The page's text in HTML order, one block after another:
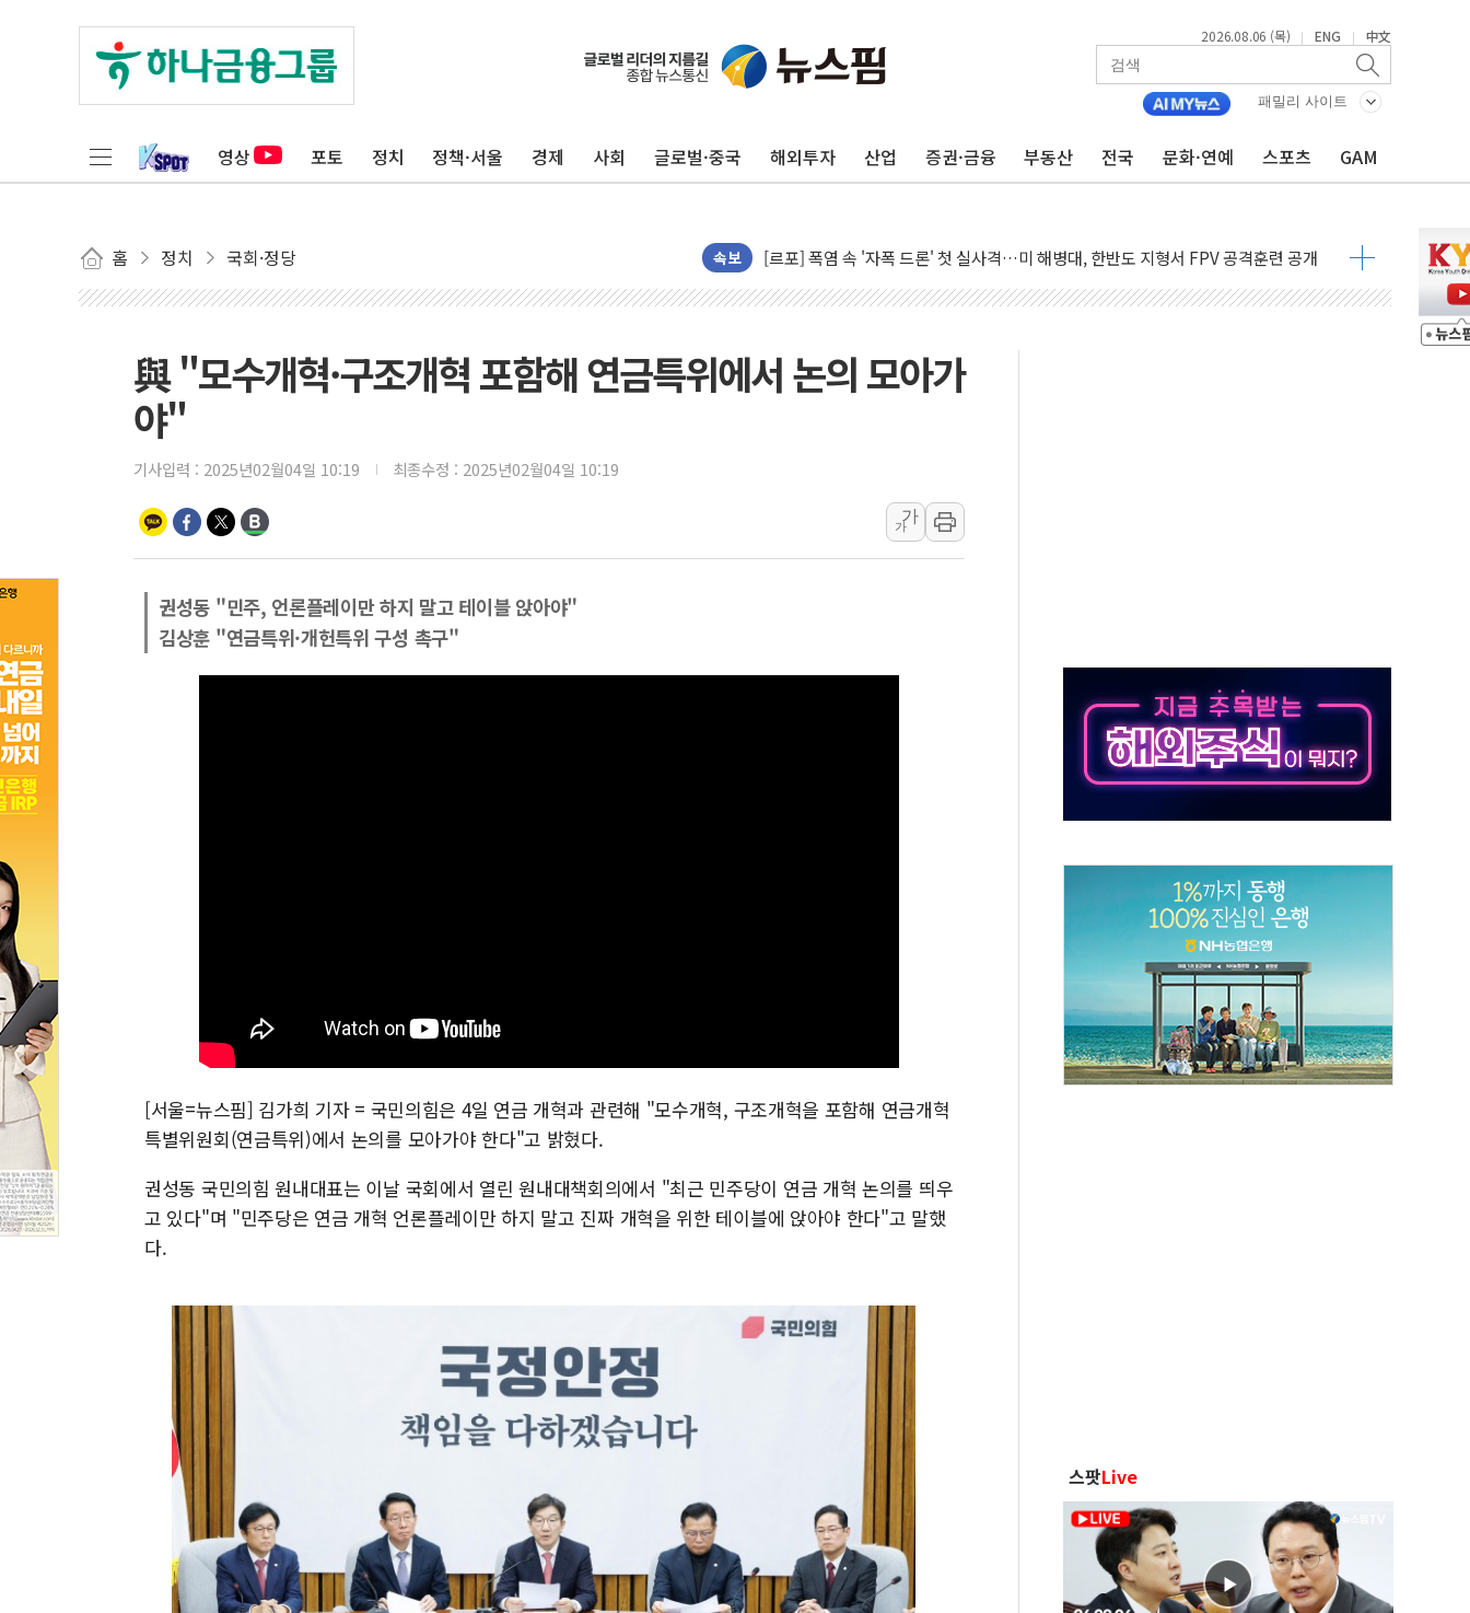
2026.08.06 (목) | ENG | 中文
패밀리 사이트
영상 포토 정치 정책·서울 경제 사회 글로벌·중국 해외투자 산업 증권·금융 부동산 전국 문화·연예 스포츠 GAM
홈 정치 국회·정당 속보
[AI 카드뉴스] 어린이집·유치원 비상! 수족구병이 다시 유행합니다.
[르포] 폭염 속 '자폭 드론' 첫 실사격…미 해병대, 한반도 지형서 FPV 공격훈련 공개
공정위 "국고채 PD 15곳, 관행 아닌 담합…76조2000억 입찰 영향"
정부, 한화오션·에코프로비엠 등 '슈퍼을' 5곳 선정...소부장 핵심기업 추가 육성
국표원, 해외직구 물놀이기구·유아용품 등 94개 제품 안전기준 '부적합'
소방청, 전국 시·도 구급과장 회의…중증환자 이송체계 전국 확대 점검
'달라진 임신·출산·육아 지원 한눈에'…인사처, 공무원 인사제도 안내서 발간
현대리바트, '2026 코리아빌드위크' 참가…리모델링 상담 제공
[K메이커] 코셔에서 할랄까지…대상, 종가가 넘은 건 국경 아닌 '식문화 장벽'
[특징주] 비철금속 업종 11% 급등…구리 가격 상승 전망 부각
흥국자산운용, 코스닥 성장주 담은 채권혼합 펀드 2종 출시
외국인 돌아왔지만 …'삼전·하이닉스'는 사고 급등주는 팔았다
與 "모수개혁·구조개혁 포함해 연금특위에서 논의 모아가
야"
기사입력 : 2025년02월04일 10:19 최종수정 : 2025년02월04일 10:19
가
가
권성동 "민주, 언론플레이만 하지 말고 테이블 앉아야"
김상훈 "연금특위·개헌특위 구성 촉구"
[서울=뉴스핌] 김가희 기자 = 국민의힘은 4일 연금 개혁과 관련해 "모수개혁, 구조개혁을 포함해 연금개혁
특별위원회(연금특위)에서 논의를 모아가야 한다"고 밝혔다.
권성동 국민의힘 원내대표는 이날 국회에서 열린 원내대책회의에서 "최근 민주당이 연금 개혁 논의를 띄우
고 있다"며 "민주당은 연금 개혁 언론플레이만 하지 말고 진짜 개혁을 위한 테이블에 앉아야 한다"고 말했
다.
스팟Live